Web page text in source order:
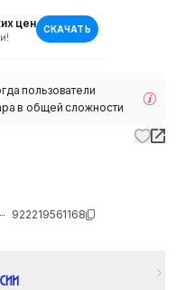
цен СКАЧАТЬ
пользователи
в общей сложности
922219561168